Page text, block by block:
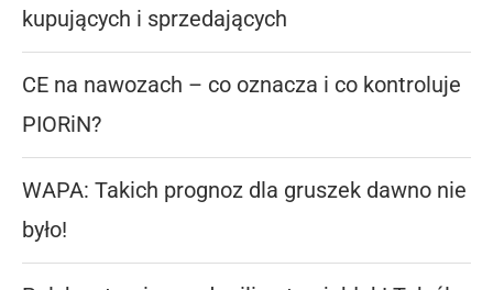
kupujących i sprzedających
CE na nawozach – co oznacza i co kontroluje
PIORiN?
WAPA: Takich prognoz dla gruszek dawno nie
było!